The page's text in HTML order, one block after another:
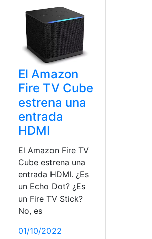
El Amazon
Fire TV Cube
estrena una
entrada
HDMI
El Amazon Fire TV
Cube estrena una
entrada HDMI. ¿Es
un Echo Dot? ¿Es
un Fire TV Stick?
No, es
01/10/2022